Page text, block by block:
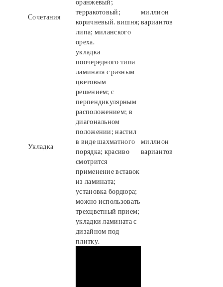
Сочетания
оранжевый;
терракотовый;
коричневый. вишня;
липа; миланского
ореха.
миллион
вариантов
Укладка
укладка
поочередного типа
ламината с разным
цветовым
решением; с
перпендикулярным
расположением; в
диагональном
положении; настил
в виде шахматного
порядка; красиво
смотрится
применение вставок
из ламината;
установка бордюра;
можно использовать
трехцветный прием;
укладки ламината с
дизайном под
плитку.
миллион
вариантов